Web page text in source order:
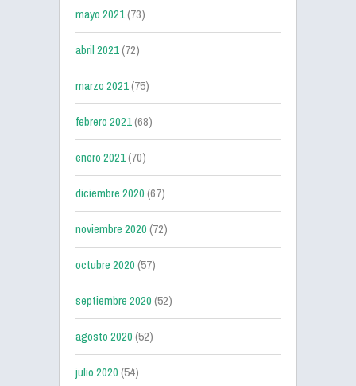
mayo 2021(73)
abril 2021(72)
marzo 2021(75)
febrero 2021(68)
enero 2021(70)
diciembre 2020(67)
noviembre 2020(72)
octubre 2020(57)
septiembre 2020(52)
agosto 2020(52)
julio 2020(54)